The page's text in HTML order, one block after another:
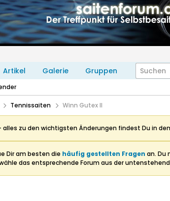
Artikel Galerie Gruppen
Tennissaiten Winn Gutex II
alles zu den wichtigsten Änderungen findest Du in
Dir am besten die häufig gestellten Fragen an. Du
das entsprechende Forum aus der